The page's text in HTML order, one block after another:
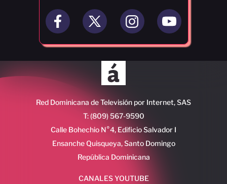
Red Dominicana de Televisión por Internet, SAS
T: (809) 567-9590
Calle Bohechio N°4, Edificio Salvador I
Ensanche Quisqueya, Santo Domingo
República Dominicana
CANALES YOUTUBE